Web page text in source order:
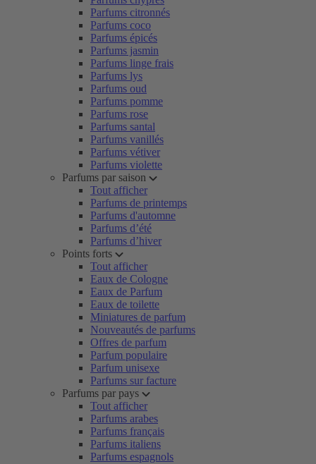
Parfums citronnés
Parfums coco
Parfums épicés
Parfums jasmin
Parfums linge frais
Parfums lys
Parfums oud
Parfums pomme
Parfums rose
Parfums santal
Parfums vanillés
Parfums vétiver
Parfums violette
Parfums par saison
Tout afficher
Parfums de printemps
Parfums d'automne
Parfums d’été
Parfums d’hiver
Points forts
Tout afficher
Eaux de Cologne
Eaux de Parfum
Eaux de toilette
Miniatures de parfum
Nouveautés de parfums
Offres de parfum
Parfum populaire
Parfum unisexe
Parfums sur facture
Parfums par pays
Tout afficher
Parfums arabes
Parfums français
Parfums italiens
Parfums espagnols